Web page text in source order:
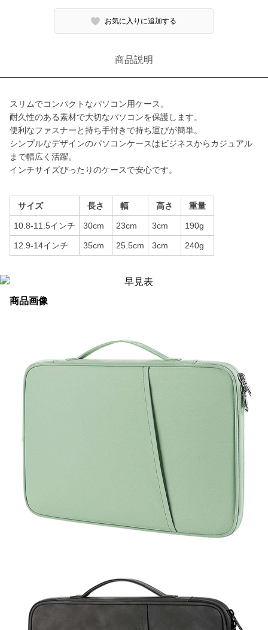
お気に入りに追加する
商品説明
スリムでコンパクトなパソコン用ケース。
耐久性のある素材で大切なパソコンを保護します。
便利なファスナーと持ち手付きで持ち運びが簡単。
シンプルなデザインのパソコンケースはビジネスからカジュアル
まで幅広く活躍。
インチサイズぴったりのケースで安心です。
サイズ 長さ 幅 高さ 重量
10.8-11.5インチ 30cm 23cm 3cm 190g
12.9-14インチ 35cm 25.5cm 3cm 240g
商品画像